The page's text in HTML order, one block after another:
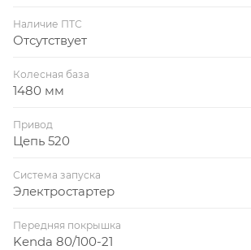
Наличие ПТС
Отсутствует
Колесная база
1480 мм
Привод
Цепь 520
Система запуска
Электростартер
Передняя покрышка
Kenda 80/100-21